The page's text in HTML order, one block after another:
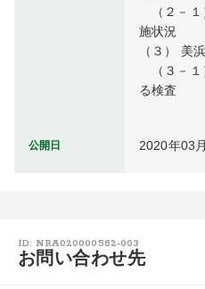
（２－１
施状況
（３） 美
（３－１
る検査
公開日 2020年03
ID: NRA020000582-003
お問い合わせ先